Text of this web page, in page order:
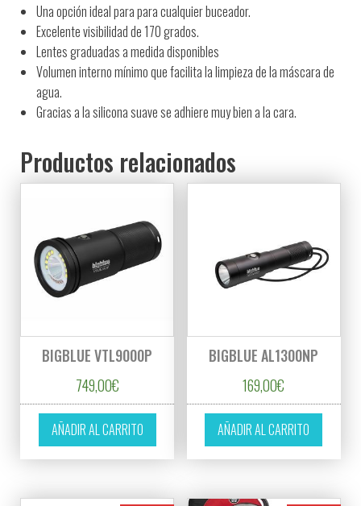
Una opción ideal para para cualquier buceador.
Excelente visibilidad de 170 grados.
Lentes graduadas a medida disponibles
Volumen interno mínimo que facilita la limpieza de la máscara de
agua.
Gracias a la silicona suave se adhiere muy bien a la cara.
Productos relacionados
BIGBLUE VTL9000P
749,00€
AÑADIR AL CARRITO
BIGBLUE AL1300NP
169,00€
AÑADIR AL CARRITO